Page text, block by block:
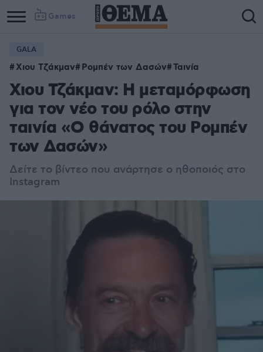
Games
GALA
Χιου Τζάκμαν Ρομπέν των Δασών Ταινία
Χιου Τζάκμαν: Η μεταμόρφωση
για τον νέο του ρόλο στην
ταινία «Ο θάνατος του Ρομπέν
των Δασών»
Δείτε το βίντεο που ανάρτησε ο ηθοποιός στο
Instagram